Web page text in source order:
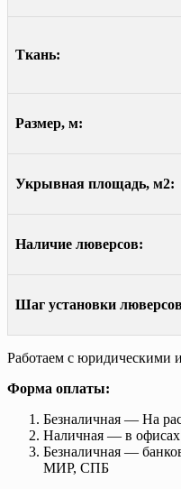
Ткань:
Размер, м:
Укрывная площадь, м2:
Наличие люверсов:
Шаг установки
Работаем с юридическими
Форма оплаты:
Безналичная — На
Наличная — в
Безналичная —
МИР, СПБ